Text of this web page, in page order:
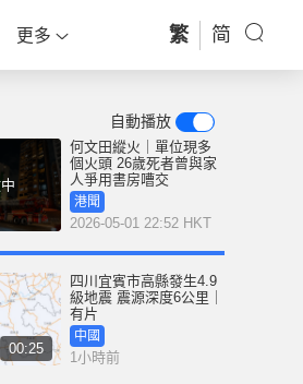
更多 繁 简
自動播放
何文田縱火｜單位現多
個火頭 26歲死者曾與家
人爭用書房嘈交
港聞
2026-05-01 22:52 HKT
00:25
四川宜賓市高縣發生4.9
級地震 震源深度6公里｜
有片
中國
1小時前